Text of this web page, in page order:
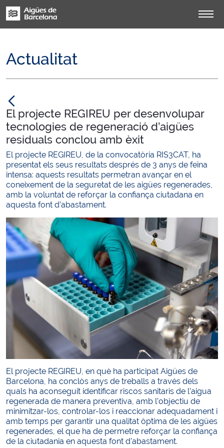
Actualitat
El projecte REGIREU per desenvolupar
tecnologies de regeneració d’aigües
residuals conclou amb èxit
El projecte REGIREU, de la convocatòria RIS3CAT, ha
presentat els seus resultats després de 3 anys de feina
intensa: aquests resultats permetran avançar en el
coneixement de la seguretat de les aigües regenerades,
amb la voluntat de reforçar la confiança ciutadana en
aquesta font d’abastament.
El projecte REGIREU, en què ha participat Aigües de
Barcelona, ha conclòs anys de treballs a través dels
quals ha aconseguit identificar riscos sanitaris de l’aigua
regenerada de manera preventiva, amb l’objectiu de
minimitzar-los, controlar-los i reaccionar adequadament i
amb temps per garantir una qualitat òptima de les aigües
regenerades, el que ha de permetre reforçar la confiança
de la ciutadania en aquesta font d’abastament.